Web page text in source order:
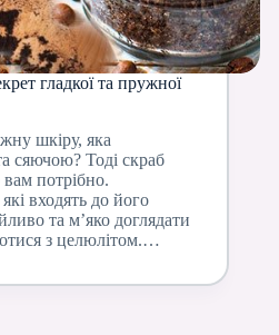
гладкої та пружної
шкіру, яка
сяючою? Тоді скраб
вам потрібно.
входять до його
та м’яко доглядати
з целюлітом.…